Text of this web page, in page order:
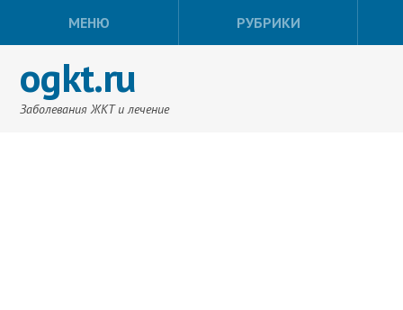
МЕНЮ РУБРИКИ
ogkt.ru
Заболевания ЖКТ и лечение